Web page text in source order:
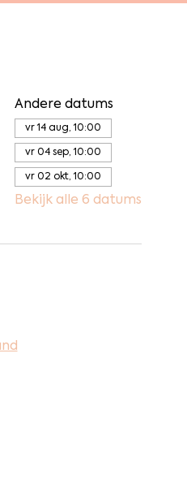
Andere datums
vr 14 aug, 10:00
vr 04 sep, 10:00
vr 02 okt, 10:00
Bekijk alle 6 datums